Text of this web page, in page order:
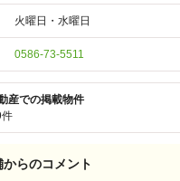
火曜日・水曜日
0586-73-5511
産での掲載物件
からのコメント